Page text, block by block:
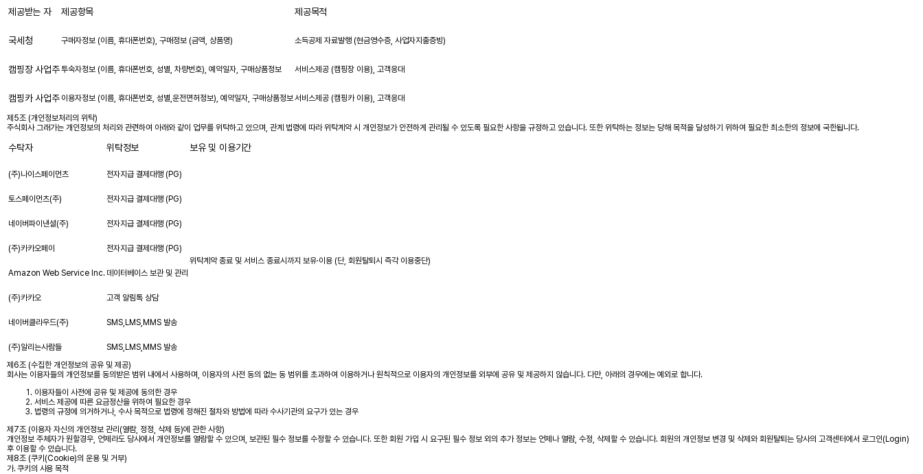
제공받는 자 제공항목 제공목적
국세청 구매자정보 (이름, 휴대폰번호), 구매정보 (금액, 상품명) 소득공제 자료발행 (현금영수증, 사업자지출증빙)
캠핑장 사업주투숙자정보 (이름, 휴대폰번호, 성별, 차량번호), 예약일자, 구매상품정보 서비스제공 (캠핑장 이용), 고객응대
캠핑카 사업주 이용자정보 (이름, 휴대폰번호, 성별,운전면허정보), 예약일자, 구매상품정보서비스제공 (캠핑카 이용), 고객응대
제5조 (개인정보처리의 위탁)
주식회사 그래가는 개인정보의 처리와 관련하여 아래와 같이 업무를 위탁하고 있으며, 관계 법령에 따라 위탁계약 시 개인정보가 안전하게 관리될 수 있도록 필요한 사항을 규정하고 있습니다. 또한 위탁하는 정보는 당해 목적을 달성하기 위하여 필요한 최소한의 정보에 국한됩니다.
수탁자 위탁정보 보유 및 이용기간
(주)나이스페이먼츠 전자지급 결제대행 (PG)
위탁계약 종료 및 서비스 종료시까지 보유·이용 (단, 회원탈퇴시 즉각 이용중단)
토스페이먼츠(주) 전자지급 결제대행 (PG)
네이버파이낸셜(주) 전자지급 결제대행 (PG)
(주)카카오페이 전자지급 결제대행 (PG)
Amazon Web Service Inc. 데이터베이스 보관 및 관리
(주)카카오 고객 알림톡 상담
네이버클라우드(주) SMS,LMS,MMS 발송
(주)알리는사람들
SMS,LMS,MMS 발송
제6조 (수집한 개인정보의 공유 및 제공)
회사는 이용자들의 개인정보를 동의받은 범위 내에서 사용하며, 이용자의 사전 동의 없는 동 범위를 초과하여 이용하거나 원칙적으로 이용자의 개인정보를 외부에 공유 및 제공하지 않습니다. 다만, 아래의 경우에는 예외로 합니다.
이용자들이 사전에 공유 및 제공에 동의한 경우
서비스 제공에 따른 요금정산을 위하여 필요한 경우
법령의 규정에 의거하거나, 수사 목적으로 법령에 정해진 절차와 방법에 따라 수사기관의 요구가 있는 경우
제7조 (이용자 자신의 개인정보 관리(열람, 정정, 삭제 등)에 관한 사항)
개인정보 주체자가 원할경우, 언제라도 당사에서 개인정보를 열람할 수 있으며, 보관된 필수 정보를 수정할 수 있습니다. 또한 회원 가입 시 요구된 필수 정보 외의 추가 정보는 언제나 열람, 수정, 삭제할 수 있습니다. 회원의 개인정보 변경 및 삭제와 회원탈퇴는 당사의 고객센터에서 로그인(Login)
후 이용할 수 있습니다.
제8조 (쿠키(Cookie)의 운용 및 거부)
가. 쿠키의 사용 목적